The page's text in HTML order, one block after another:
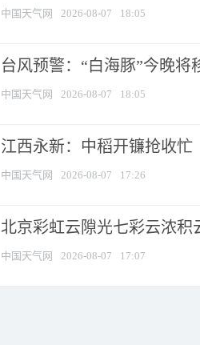
中国天气网 2026-08-07 18:05
台风预警：“白海豚”今晚将
中国天气网 2026-08-07 18:05
江西永新：中稻开镰抢收忙
中国天气网 2026-08-07 17:26
北京彩虹云隙光七彩云浓积
中国天气网 2026-08-07 17:07